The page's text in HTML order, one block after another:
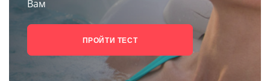
Вам
ПРОЙТИ ТЕСТ